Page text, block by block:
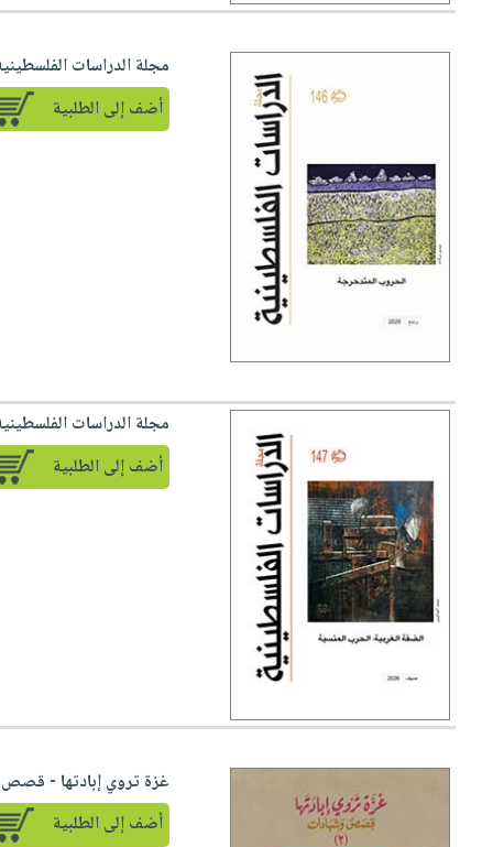
مجلة الدراسات
أضف إلى الطلبية
مجلة الدراسات
أضف إلى الطلبية
غزة تروي إبادتها - قصص
أضف إلى الطلبية